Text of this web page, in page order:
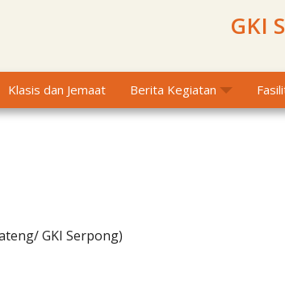
GKI
Klasis dan Jemaat Berita Kegiatan
GKI Serpong)